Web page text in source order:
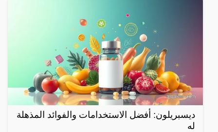
ديسبريلون: أفضل الاستخدامات والفوائد المذهلة
له